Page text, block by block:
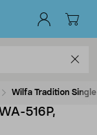
Wilfa Tradition
516P,